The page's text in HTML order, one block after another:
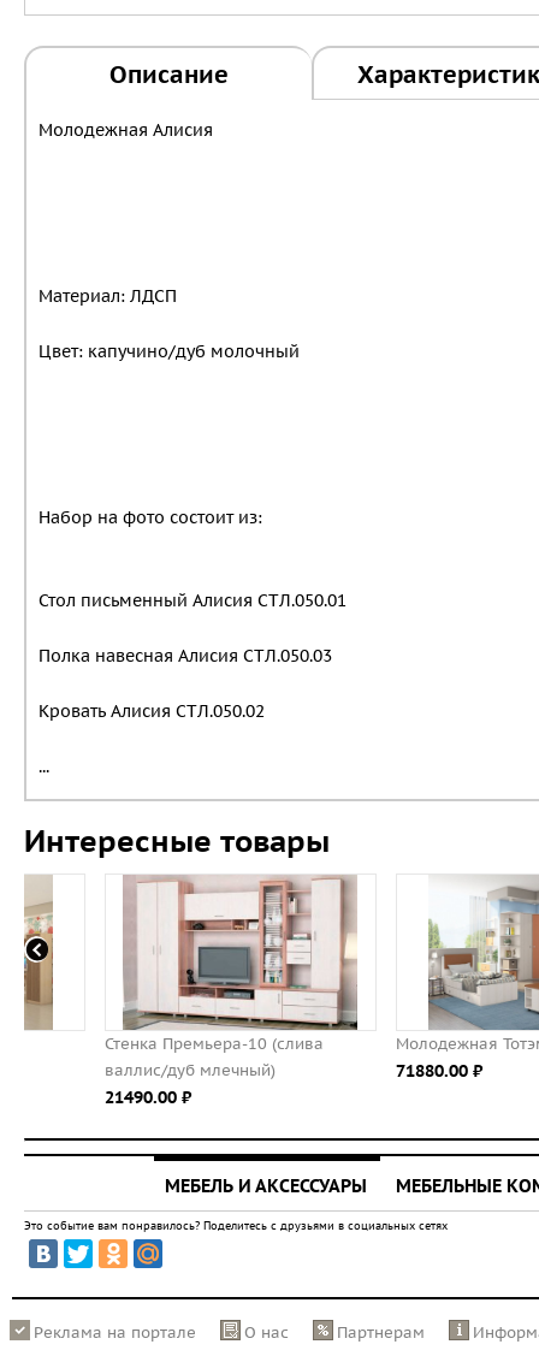
Описание
Молодежная Алисия
Материал: ЛДСП
Цвет: капучино/дуб молочный
Набор на фото состоит из:
Стол письменный Алисия СТЛ.050.01
Полка навесная Алисия СТЛ.050.03
Кровать Алисия СТЛ.050.02
...
Интересные товары
Стенка Премьера-10 (слива
валлис/дуб млечный)
21490.00 ⃏
Молодежная Тотэм
71880.00 ⃏
МЕБЕЛЬ И АКСЕССУАРЫ МЕБЕЛЬНЫЕ
Это событие вам понравилось? Поделитесь с друзьями в социальных сетях
Реклама на портале О нас Партнерам